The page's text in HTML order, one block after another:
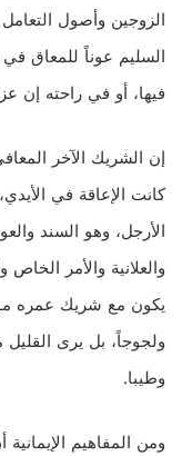
الزوجين وأصول
السليم عوناً للمعاق
فيها، أو في راحته إن
إن الشريك الآخر
كانت الإعاقة في
الأرجل، وهو السند
والعلانية والأمر الخاص
يكون مع شريك عمره
ولجوجاً، بل يرى القليل
وطيبا.
ومن المفاهيم الإيمانية